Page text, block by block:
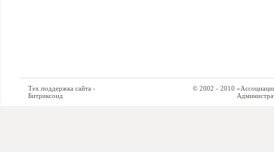
Тех.поддержка сайта -
Битриксоид
© 2002 - 2010 «Ассоциация